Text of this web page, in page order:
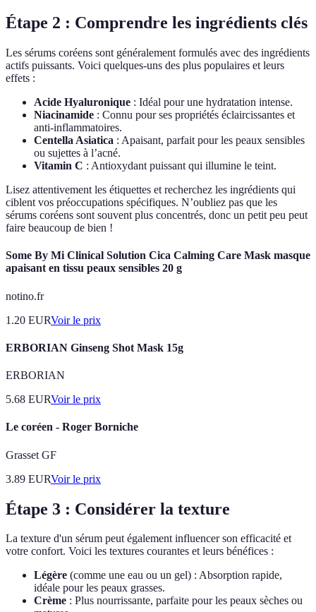
Étape 2 : Comprendre les ingrédients clés
Les sérums coréens sont généralement formulés avec des ingrédients
actifs puissants. Voici quelques-uns des plus populaires et leurs
effets :
Acide Hyaluronique : Idéal pour une hydratation intense.
Niacinamide : Connu pour ses propriétés éclaircissantes et
anti-inflammatoires.
Centella Asiatica : Apaisant, parfait pour les peaux sensibles
ou sujettes à l’acné.
Vitamin C : Antioxydant puissant qui illumine le teint.
Lisez attentivement les étiquettes et recherchez les ingrédients qui
ciblent vos préoccupations spécifiques. N’oubliez pas que les
sérums coréens sont souvent plus concentrés, donc un petit peu peut
faire beaucoup de bien !
Some By Mi Clinical Solution Cica Calming Care Mask masque
apaisant en tissu peaux sensibles 20 g
notino.fr
1.20 EURVoir le prix
ERBORIAN Ginseng Shot Mask 15g
ERBORIAN
5.68 EURVoir le prix
Le coréen - Roger Borniche
Grasset GF
3.89 EURVoir le prix
Étape 3 : Considérer la texture
La texture d'un sérum peut également influencer son efficacité et
votre confort. Voici les textures courantes et leurs bénéfices :
Légère (comme une eau ou un gel) : Absorption rapide,
idéale pour les peaux grasses.
Crème : Plus nourrissante, parfaite pour les peaux sèches ou